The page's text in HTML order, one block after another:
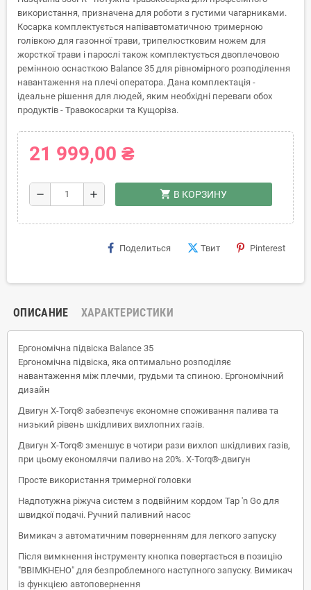
використання, призначена для роботи з густими чагарниками.
Косарка комплектується напівавтоматичною тримерною
голівкою для газонної трави, трипелюстковим ножем для
жорсткої трави і парослі також комплектується двоплечовою
ремінною оснасткою Balance 35 для рівномірного розподілення
навантаження на плечі оператора. Дана комплектація -
ідеальне рішення для людей, яким необхідні переваги обох
продуктів - Травокосарки та Кущоріза.
21 999,00 ₴
remove add shopping_cart В КОРЗИНУ
Поделиться Твит Pinterest
ОПИСАНИЕ ХАРАКТЕРИСТИКИ
Ергономічна підвіска Balance 35
Ергономічна підвіска, яка оптимально розподіляє
навантаження між плечми, грудьми та спиною. Ергономічний
дизайн
Двигун X-Torq® забезпечує економне споживання палива та
низький рівень шкідливих вихлопних газів.
Двигун X-Torq® зменшує в чотири рази вихлоп шкідливих газів,
при цьому економлячи паливо на 20%. X-Torq®-двигун
Просте використання тримерної головки
Надпотужна ріжуча систем з подвійним кордом Tap 'n Go для
швидкої подачі. Ручний паливний насос
Вимикач з автоматичним поверненням для легкого запуску
Після вимкнення інструменту кнопка повертається в позицію
"ВВІМКНЕНО" для безпроблемного наступного запуску. Вимикач
із функцією автоповернення